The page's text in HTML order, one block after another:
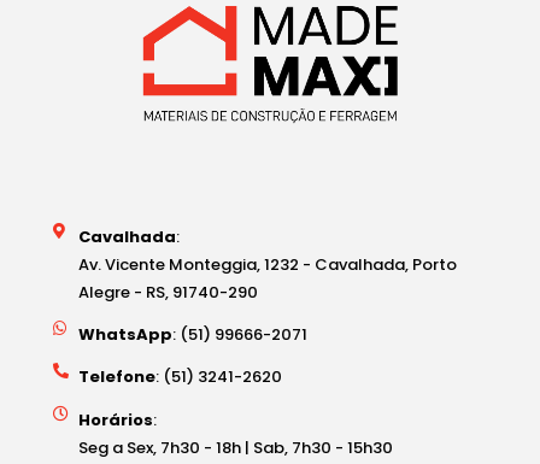
Cavalhada:
Av. Vicente Monteggia, 1232 - Cavalhada, Porto
Alegre - RS, 91740-290
WhatsApp: (51) 99666-2071
Telefone: (51) 3241-2620
Horários:
Seg a Sex, 7h30 - 18h | Sab, 7h30 - 15h30